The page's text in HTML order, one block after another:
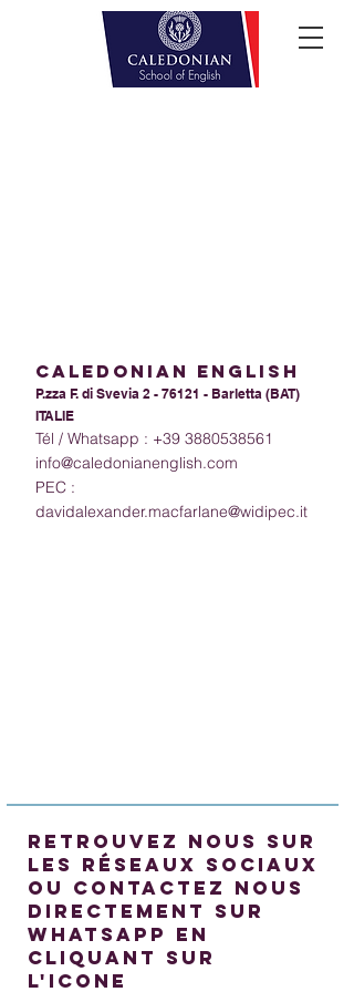
calEdoniAn ENGLISH
P.zza F. di Svevia 2 - 76121 - Barletta (BAT)
ITALIE
Tél / Whatsapp : +39 3880538561
info@caledonianenglish.com
PEC :
davidalexander.macfarlane@widipec.it
retrouvez nous sur
les réseaux sociaux
ou contactez nous
directement sur
whatsapp en
cliquant sur
l'icone